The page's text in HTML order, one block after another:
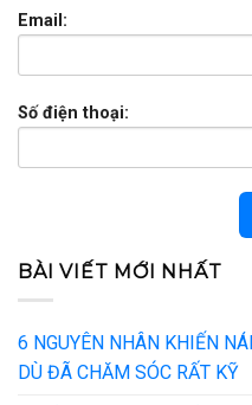
Email:
Số điện thoại:
BÀI VIẾT MỚI NHẤT
6 NGUYÊN NHÂN KHIẾN
DÙ ĐÃ CHĂM SÓC RẤT KỸ